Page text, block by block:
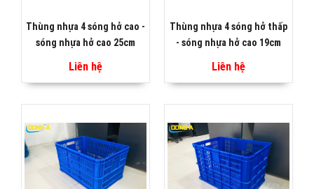
Thùng nhựa 4 sóng hở cao -
sóng nhựa hở cao 25cm
Liên hệ
Thùng nhựa 4 sóng hở thấp
- sóng nhựa hở cao 19cm
Liên hệ